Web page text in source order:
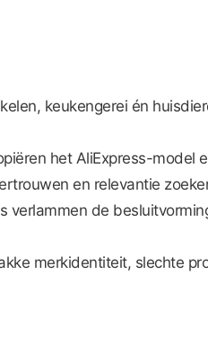
keukengerei én
het AliExpress-model
en relevantie
verlammen de
merkidentiteit, slechte